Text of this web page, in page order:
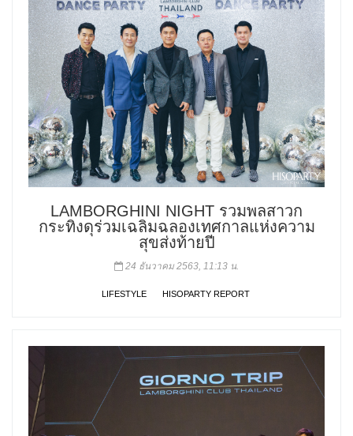
LAMBORGHINI NIGHT รวมพลสาวก
กระทิงดุร่วมเฉลิมฉลองเทศกาลแห่งความ
สุขส่งท้ายปี
24 ธันวาคม 2563, 11:13 น.
LIFESTYLE HISOPARTY REPORT